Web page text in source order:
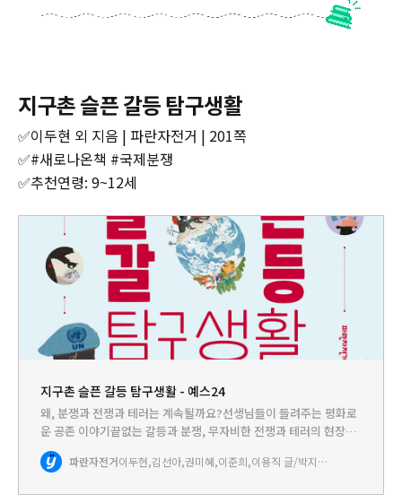
지구촌 슬픈 갈등 탐구생활
✅이두현 외 지음 | 파란자전거 | 201쪽
✅#새로나온책 #국제분쟁
✅추천연령: 9~12세
지구촌 슬픈 갈등 탐구생활 - 예스24
왜, 분쟁과 전쟁과 테러는 계속될까요?선생님들이 들려주는 평화로
운 공존 이야기끝없는 갈등과 분쟁, 무자비한 전쟁과 테러의 현장클
릭 한 번이면 전 세계가 보이는 지구촌 ‘클릭! 생활권’ 속 어린이와 청
소년에게분쟁을 이해하고 다름을 존중하며 책임을 나누어‘평
파란자전거 이두현,김선아,권미혜,이준희,이용직 글/박지윤 그림